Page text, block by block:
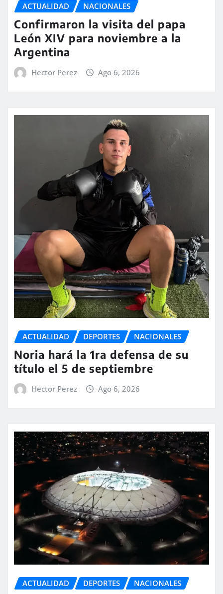
ACTUALIDAD NACIONALES
Confirmaron la visita del papa
León XIV para noviembre a la
Argentina
Hector Perez Ago 6, 2026
ACTUALIDAD DEPORTES NACIONALES
Noria hará la 1ra defensa de su
título el 5 de septiembre
Hector Perez Ago 6, 2026
ACTUALIDAD DEPORTES NACIONALES